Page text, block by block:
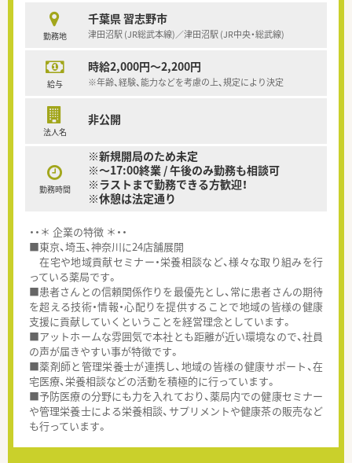
勤務地
千葉県 習志野市
津田沼駅 (JR総武本線)／津田沼駅 (JR中央・総武線)
給与
時給2,000円～2,200円
※年齢、経験、能力などを考慮の上、規定により決定
法人名
非公開
勤務時間
※新規開局のため未定
※～17:00終業 / 午後のみ勤務も相談可
※ラストまで勤務できる方歓迎！
※休憩は法定通り
・・＊ 企業の特徴 ＊・・
■東京、埼玉、神奈川に24店舗展開
在宅や地域貢献セミナー・栄養相談など、様々な取り組みを行
っている薬局です。
■患者さんとの信頼関係作りを最優先とし、常に患者さんの期待
を超える技術・情報・心配りを提供することで地域の皆様の健康
支援に貢献していくということを経営理念としています。
■アットホームな雰囲気で本社とも距離が近い環境なので、社員
の声が届きやすい事が特徴です。
■薬剤師と管理栄養士が連携し、地域の皆様の健康サポート、在
宅医療、栄養相談などの活動を積極的に行っています。
■予防医療の分野にも力を入れており、薬局内での健康セミナー
や管理栄養士による栄養相談、サプリメントや健康茶の販売など
も行っています。